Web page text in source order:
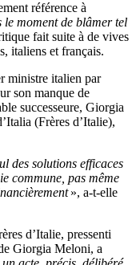
référence à
le moment de blâmer tel
fait suite à de vives
italiens et français.
ministre italien par
son manque de
successeure, Giorgia
(Frères d’Italie),
des solutions efficaces
commune, pas même
», a-t-elle
d’Italie, pressenti
Giorgia Meloni, a